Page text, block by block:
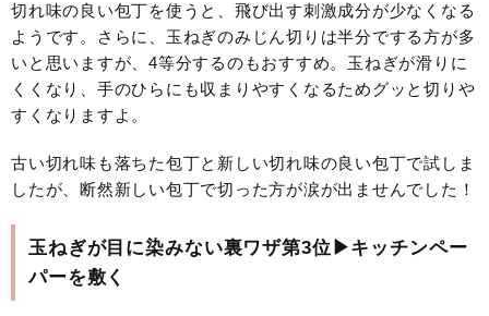
切れ味の良い包丁を使うと、飛び出す刺激成分が少なくなる
ようです。さらに、玉ねぎのみじん切りは半分でする方が多
いと思いますが、4等分するのもおすすめ。玉ねぎが滑りに
くくなり、手のひらにも収まりやすくなるためグッと切りや
すくなりますよ。
古い切れ味も落ちた包丁と新しい切れ味の良い包丁で試しま
したが、断然新しい包丁で切った方が涙が出ませんでした！
玉ねぎが目に染みない裏ワザ第3位▶キッチンペー
パーを敷く